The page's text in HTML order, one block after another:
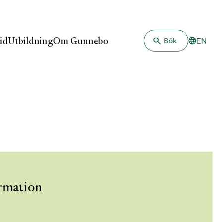
EN
UtbildningOm Gunnebo Sök